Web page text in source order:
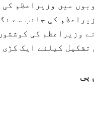
میں وزیراعظم
کی جانب سے
وزیراعظم کی
تشکیل کیلئے ایک
پی